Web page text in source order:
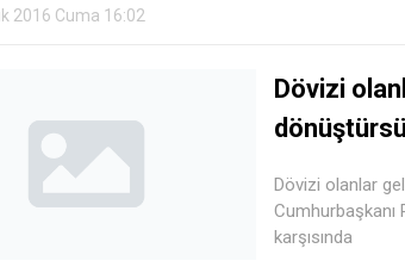
2016 Cuma 16:02
Dövizi
Dövizi olanlar
Cumhurbaşkanı
karşısında